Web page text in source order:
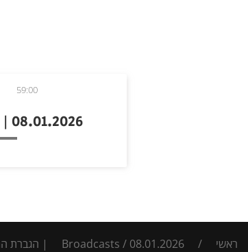
08.01.2026 | הגברת הראשונה: סוזי קונינסקי מדברת לראשונה על כתב האישום שהוגש נגדה
59:00
ראשי /
Broadcasts / 08.01.2026 | הגברת הראשונה: סוזי קונינסקי מדברת לראשונה על כתב האישום שהוגש נגדה